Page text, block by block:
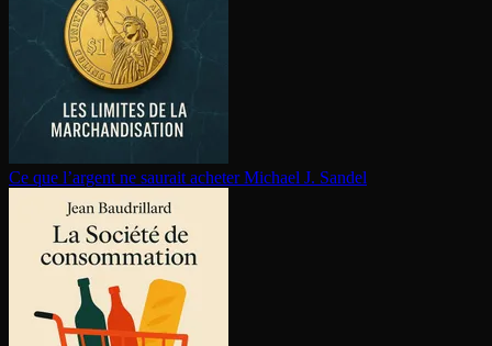
Ce que l’argent ne saurait acheter Michael J. Sandel